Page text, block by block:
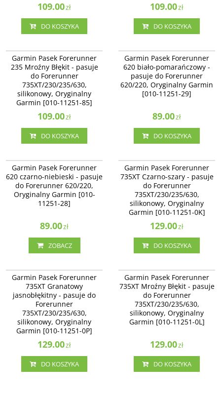
109.00zł
DO KOSZYKA
109.00zł
DO KOSZYKA
Paski do zegarka (Forerunner®
230/235/630)
Garmin Pasek Forerunner
235 Mroźny Błękit - pasuje
do Forerunner
735XT/230/235/630,
silikonowy, Oryginalny
Garmin [010-11251-85]
109.00zł
DO KOSZYKA
Pasek Forerunner 620 / 220 biało-
pomarańczowy
Garmin Pasek Forerunner
620 biało-pomarańczowy -
pasuje do Forerunner
620/220, Oryginalny Garmin
[010-11251-29]
89.00zł
DO KOSZYKA
Pasek Forerunner 620 / 220
czarno-niebieski
Dostępność: Zakończono
produkcję. Produkt niedostępny.
Garmin Pasek Forerunner
620 czarno-niebieski - pasuje
do Forerunner 620/220,
Oryginalny Garmin [010-
11251-28]
89.00zł
ZOBACZ
Czarny/szary pasek do zegarka
(Forerunner® 735XT)
Garmin Pasek Forerunner
735XT Czarno-szary - pasuje
do Forerunner
735XT/230/235/630,
silikonowy, Oryginalny
Garmin [010-11251-0K]
129.00zł
DO KOSZYKA
Granatowy/jasnobłękitny pasek do
zegarka (Forerunner® 735XT)
Garmin Pasek Forerunner
735XT Granatowy
jasnobłękitny - pasuje do
Forerunner
735XT/230/235/630,
silikonowy, Oryginalny
Garmin [010-11251-0P]
129.00zł
DO KOSZYKA
Jasnobłękitny/granatowy pasek do
zegarka (Forerunner® 735XT)
Garmin Pasek Forerunner
735XT Mroźny Błękit - pasuje
do Forerunner
735XT/230/235/630,
silikonowy, Oryginalny
Garmin [010-11251-0L]
129.00zł
DO KOSZYKA